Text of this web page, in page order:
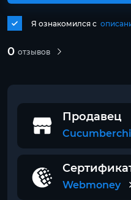
0 отзывов
Я ознакомился с
Продавец
Webmoney